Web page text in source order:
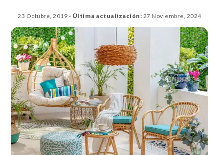
23 Octubre, 2019 - Última actualización: 27 Noviembre, 2024